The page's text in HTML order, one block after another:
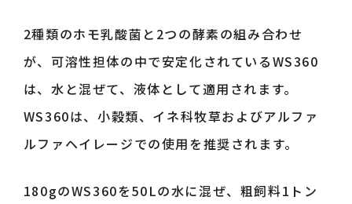
2種類のホモ乳酸菌と2つの酵素の組み合わせ
が、可溶性担体の中で安定化されているWS360
は、水と混ぜて、液体として適用されます。
WS360は、小穀類、イネ科牧草およびアルファ
ルファヘイレージでの使用を推奨されます。
180gのWS360を50Lの水に混ぜ、粗飼料1トン